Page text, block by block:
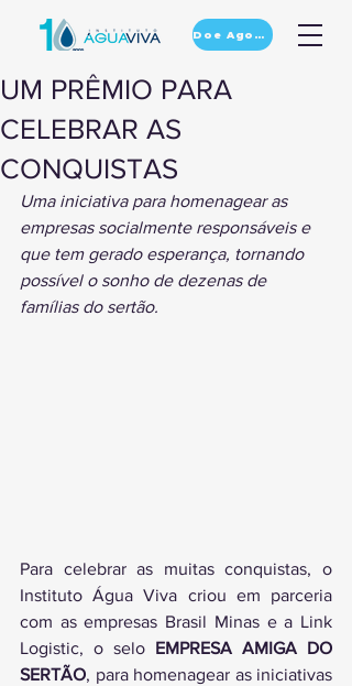
Doe Agora
UM PRÊMIO PARA
CELEBRAR AS
CONQUISTAS
Uma iniciativa para homenagear as
empresas socialmente responsáveis e
que tem gerado esperança, tornando
possível o sonho de dezenas de
famílias do sertão.
Para celebrar as muitas conquistas, o
Instituto Água Viva criou em parceria
com as empresas Brasil Minas e a Link
Logistic, o selo EMPRESA AMIGA DO
SERTÃO, para homenagear as iniciativas